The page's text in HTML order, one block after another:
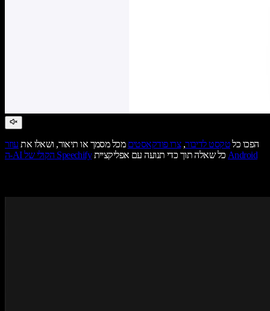
הפכו כלטקסט לדיבור,צרו פודקאסטים מכל מסמך או תיאור, ושאלו את עוזר
ה-AI הקולי של Speechify
כל שאלה תוך כדי תנועה עם אפליקצייתAndroid